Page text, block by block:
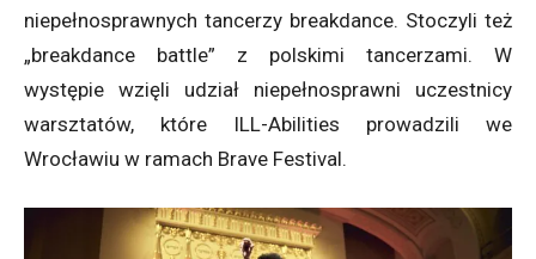
niepełnosprawnych tancerzy breakdance. Stoczyli też
„breakdance battle” z polskimi tancerzami. W
występie wzięli udział niepełnosprawni uczestnicy
warsztatów, które ILL-Abilities prowadzili we
Wrocławiu w ramach Brave Festival.